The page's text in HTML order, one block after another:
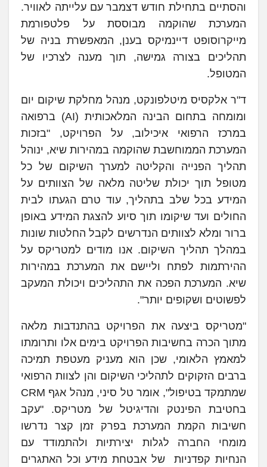
והסתיים בתחילת חודש דצמבר עם עלייתה לאוויר.
המערכת שהוקמה מבוססת על פלטפורמת
מייקרוסופט דיינמיקס בענן, המאפשרת בניה של
תהליכים בצורה גמישה, תוך מענה לצרכיו של
המטופל.
ד"ר אלקסיס מיטלפונקט, מנהל מחלקת שיקום יום
ומומחה בתחום הבינה המלאכותית (AI) ברפואה
במרכז הרפואי איכילוב, על הפרויקט, "בזכות
המערכת הממוחשבת שהוקמה במהירות שיא, ינוהל
תהליך הפנייה והקליטה למערך השיקום של כל
מטופל תוך יכולת שליטה מלאה של הצוותים על
המידע בכל שלב בתהליך, עוד טרם הגעתו לבית
החולים ועד שיקומו תוך סיוע להצגת המידע באופן
ברור ומלא לצוותים הנדרשים לקבל החלטות שונות
במהלך תהליך השיקום. אנו מודים למטריקס על
ההירתמות לפתח וליישם את המערכת במהירות
שיא. המערכת הפכה את התהליכים ויכולת המעקב
לפשוטים ושקופים יותר".
"מטריקס ביצעה את הפרויקט בהתנדבות מלאה
מתוך הכרה בחשיבות הפרויקט בימים אלו ותרומתו
למאמץ הלאומי, שכן הוא מעניק מעטפת תמיכה
ברבים הזקוקים לתהליכי השיקום והן לצוות הרפואי
שמתמקד בטיפול", אומר טל סיני, מנהל אגף CRM
בחטיבת הפינטק והדיגיטל של מטריקס. "עקב
חשיבות הקמת המערכת בפרק זמן קצר נדרשו
מומחי החברה לגלות יצירתיות ולהתמודד עם
הנחיות קפדניות של אבטחת מידע וכל האתגרים